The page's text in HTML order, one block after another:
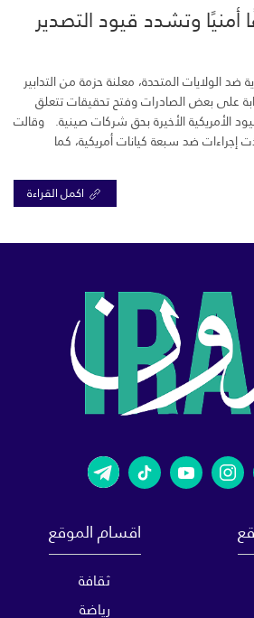
أمنيًا وتشدد قيود التصدير
ضد الولايات المتحدة، معلنة حزمة من التدابير
على بعض الصادرات وفتح تحقيقات تتعلق
الأمريكية الأخيرة بحق شركات صينية. وقالت
إجراءات ضد سبعة كيانات أمريكية، كما
اكمل القراءة
اقسام الموقع
ثقافة
رياضة